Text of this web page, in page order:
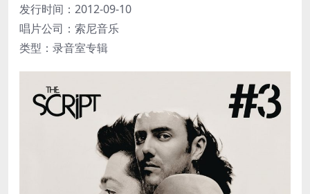
发行时间：2012-09-10
唱片公司：索尼音乐
类型：录音室专辑